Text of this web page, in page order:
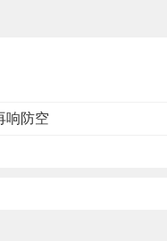
响防空